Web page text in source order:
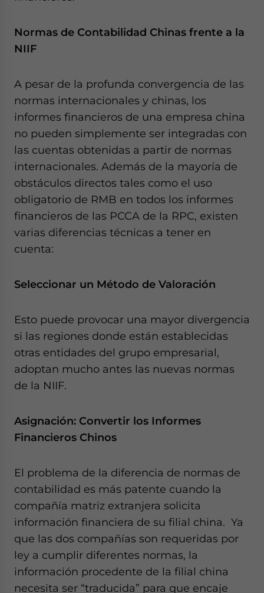
Normas de Contabilidad Chinas frente a la
NIIF
A pesar de la profunda convergencia de las
normas internacionales y chinas, los
informes financieros de una empresa china
no pueden simplemente ser integradas con
las cuentas obtenidas a partir de normas
internacionales. Además de la mayoría de
obstáculos directos tales como el uso
obligatorio de RMB en todos los informes
financieros de las PCCA de la RPC, existen
varias diferencias técnicas a tener en
cuenta:
Seleccionar un Método de Valoración
Esto puede provocar una mayor divergencia
si las regiones donde están establecidas
otras entidades del grupo empresarial,
adoptan mucho antes las nuevas normas
de la NIIF.
Asignación: Convertir los Informes
Financieros Chinos
El problema de la diferencia de normas de
contabilidad es más patente cuando la
compañía matriz extranjera solicita
información financiera de su filial china. Ya
que las dos compañías son requeridas por
ley a cumplir diferentes normas, la
información procedente de la filial china
necesita ser “traducida” para que encaje